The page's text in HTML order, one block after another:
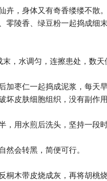
卉，身体又有奇香缕缕不散
零陵香、绿豆粉一起捣成细
，水调匀，连擦患处，数天
加枣仁一起捣成泥浆，每天
坏皮肤细胞组织，没有副作用
，用水煎后洗头，坚持一段
然会转黑，简便可行。
桐木带皮烧成灰，再将胡桃